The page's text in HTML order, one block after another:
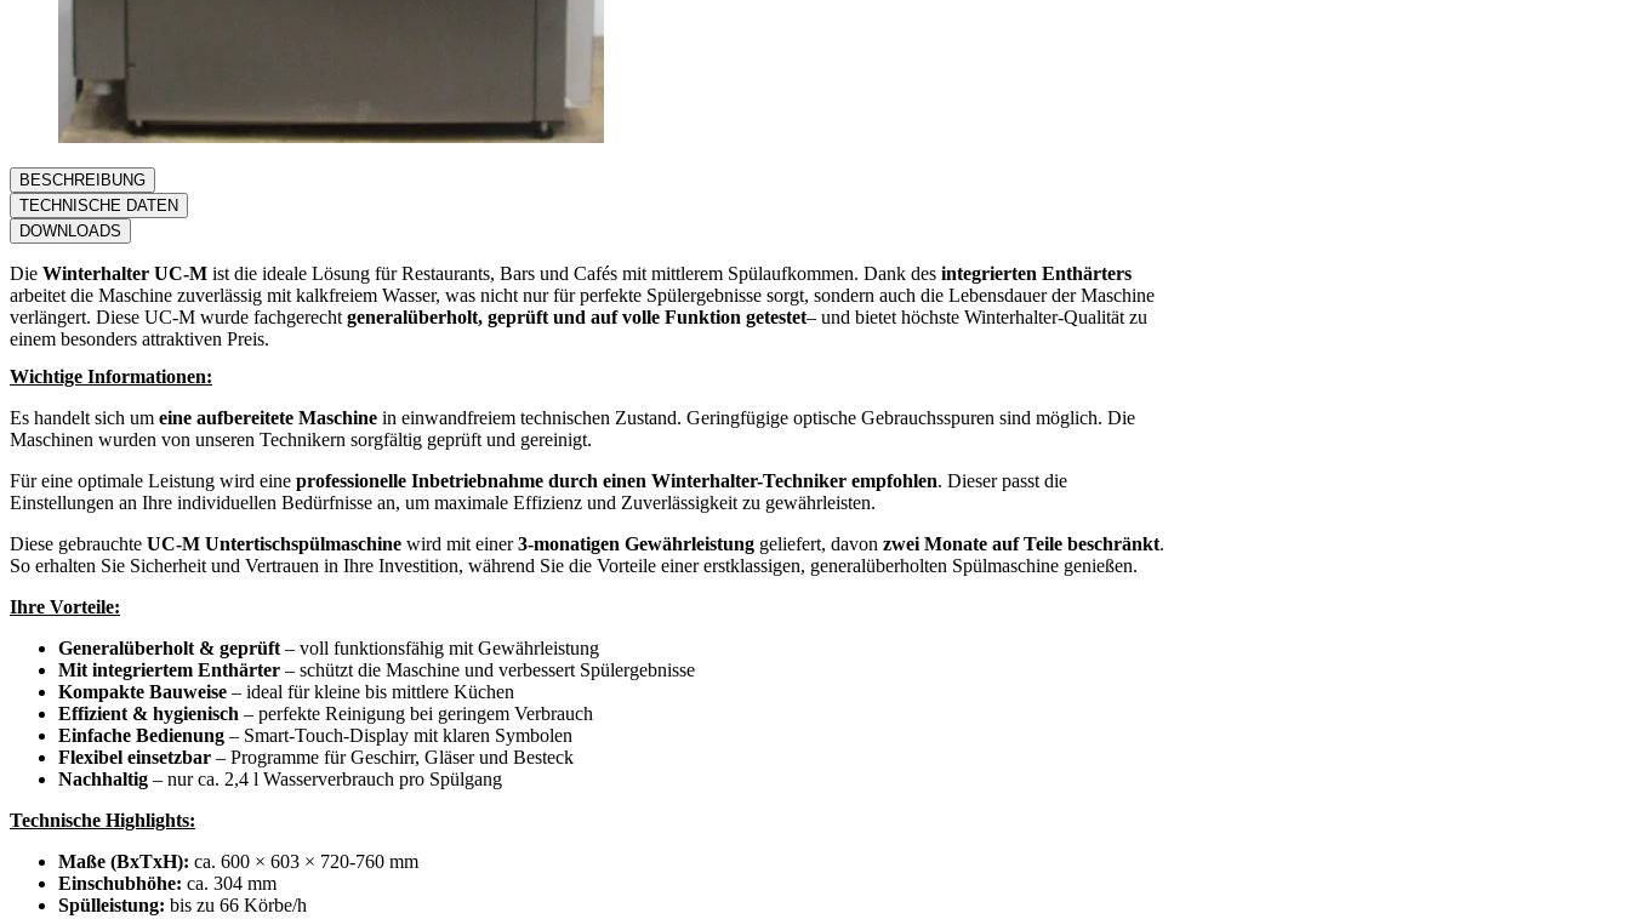
BESCHREIBUNG
TECHNISCHE DATEN
DOWNLOADS
Die Winterhalter UC-M ist die ideale Lösung für Restaurants, Bars und Cafés mit mittlerem Spülaufkommen. Dank des integrierten Enthärters
arbeitet die Maschine zuverlässig mit kalkfreiem Wasser, was nicht nur für perfekte Spülergebnisse sorgt, sondern auch die Lebensdauer der Maschine
verlängert. Diese UC-M wurde fachgerecht generalüberholt, geprüft und auf volle Funktion getestet– und bietet höchste Winterhalter-Qualität zu
einem besonders attraktiven Preis.
Wichtige Informationen:
Es handelt sich um eine aufbereitete Maschine in einwandfreiem technischen Zustand. Geringfügige optische Gebrauchsspuren sind möglich. Die
Maschinen wurden von unseren Technikern sorgfältig geprüft und gereinigt.
Für eine optimale Leistung wird eine professionelle Inbetriebnahme durch einen Winterhalter-Techniker empfohlen. Dieser passt die
Einstellungen an Ihre individuellen Bedürfnisse an, um maximale Effizienz und Zuverlässigkeit zu gewährleisten.
Diese gebrauchte UC-M Untertischspülmaschine wird mit einer3-monatigen Gewährleistung geliefert, davon zwei Monate auf Teile beschränkt.
So erhalten Sie Sicherheit und Vertrauen in Ihre Investition, während Sie die Vorteile einer erstklassigen, generalüberholten Spülmaschine genießen.
Ihre Vorteile:
Generalüberholt & geprüft – voll funktionsfähig mit Gewährleistung
Mit integriertem Enthärter – schützt die Maschine und verbessert Spülergebnisse
Kompakte Bauweise – ideal für kleine bis mittlere Küchen
Effizient & hygienisch – perfekte Reinigung bei geringem Verbrauch
Einfache Bedienung – Smart-Touch-Display mit klaren Symbolen
Flexibel einsetzbar – Programme für Geschirr, Gläser und Besteck
Nachhaltig – nur ca. 2,4 l Wasserverbrauch pro Spülgang
Technische Highlights:
Maße (BxTxH): ca. 600 × 603 × 720-760 mm
Einschubhöhe: ca. 304 mm
Spülleistung: bis zu 66 Körbe/h